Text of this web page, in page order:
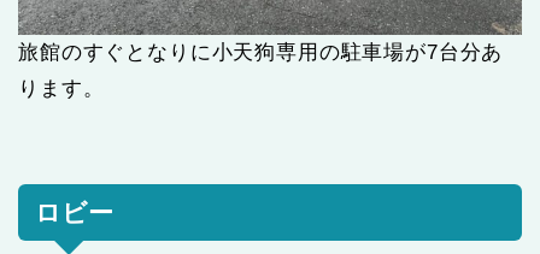
旅館のすぐとなりに小天狗専用の駐車場が7台分あ
ります。
ロビー